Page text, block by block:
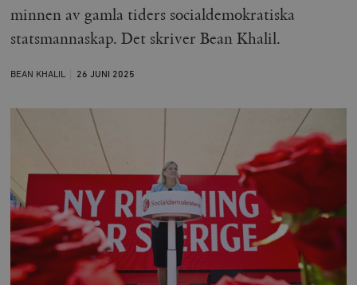
minnen av gamla tiders socialdemokratiska
statsmannaskap. Det skriver Bean Khalil.
BEAN KHALIL 26 JUNI 2025